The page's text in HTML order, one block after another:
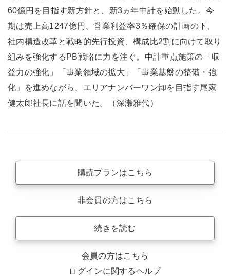
60億円を目指す新方針と、新3ヵ年中計を始動した。今
期は売上高1247億円、営業利益率3％確保の計画の下、
社内構造改革と戦略的先行投資、構成比2割に向けて取り
組みを強化するPB戦略に力を注ぐ。中計重点施策の「収
益力の強化」「事業領域の拡大」「事業基盤の整備・強
化」を進めながら、エリアナンバーワン卸を目指す尾家
健太郎社長に話を聞いた。（深瀬雅代）
購読プランはこちら
非会員の方はこちら
続きを読む
会員の方はこちら
ログインに関するヘルプ